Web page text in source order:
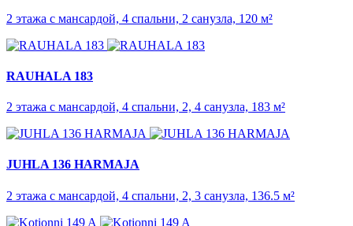
2 этажа с мансардой, 4 спальни, 2 санузла, 120 м²
RAUHALA 183
2 этажа с мансардой, 4 спальни, 2, 4 санузла, 183 м²
JUHLA 136 HARMAJA
2 этажа с мансардой, 4 спальни, 2, 3 санузла, 136.5 м²